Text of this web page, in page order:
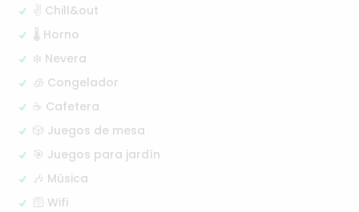
✌️ Chill&out
🌡️ Horno
❄️ Nevera
🧊 Congelador
☕ Cafetera
🎲 Juegos de mesa
🎯 Juegos para jardín
🎶 Música
🛜 Wifi